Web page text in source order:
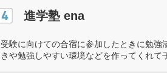
進学塾 ena
受験に向けての合宿に参加したときに勉
きや勉強しやすい環境などを作ってくれて